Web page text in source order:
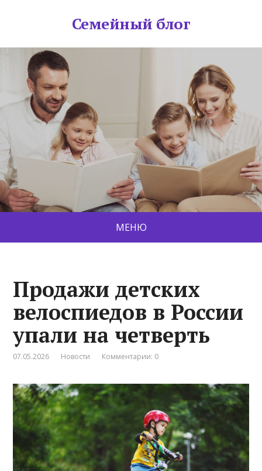
Семейный блог
МЕНЮ
Продажи детских
велоспиедов в России
упали на четверть
07.05.2026 Новости Комментарии: 0